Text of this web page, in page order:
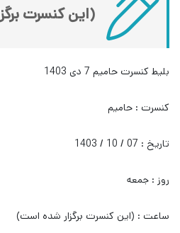
(این کنسرت
بلیط کنسرت حامیم 7 دی 1403
کنسرت : حامیم
تاریخ : 07 / 10 / 1403
روز : جمعه
ساعت : (این کنسرت برگزار شده است)